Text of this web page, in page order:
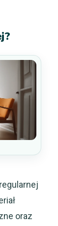
oraz